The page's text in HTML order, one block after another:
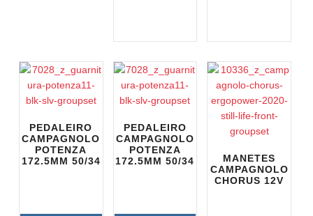
PEDALEIRO
CAMPAGNOLO
POTENZA
172.5MM 50/34
PEDALEIRO
CAMPAGNOLO
POTENZA
172.5MM 50/34
MANETES
CAMPAGNOLO
CHORUS 12V